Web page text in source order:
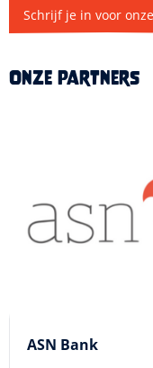
Schrijf je in voor
Onze partners
ASN Bank